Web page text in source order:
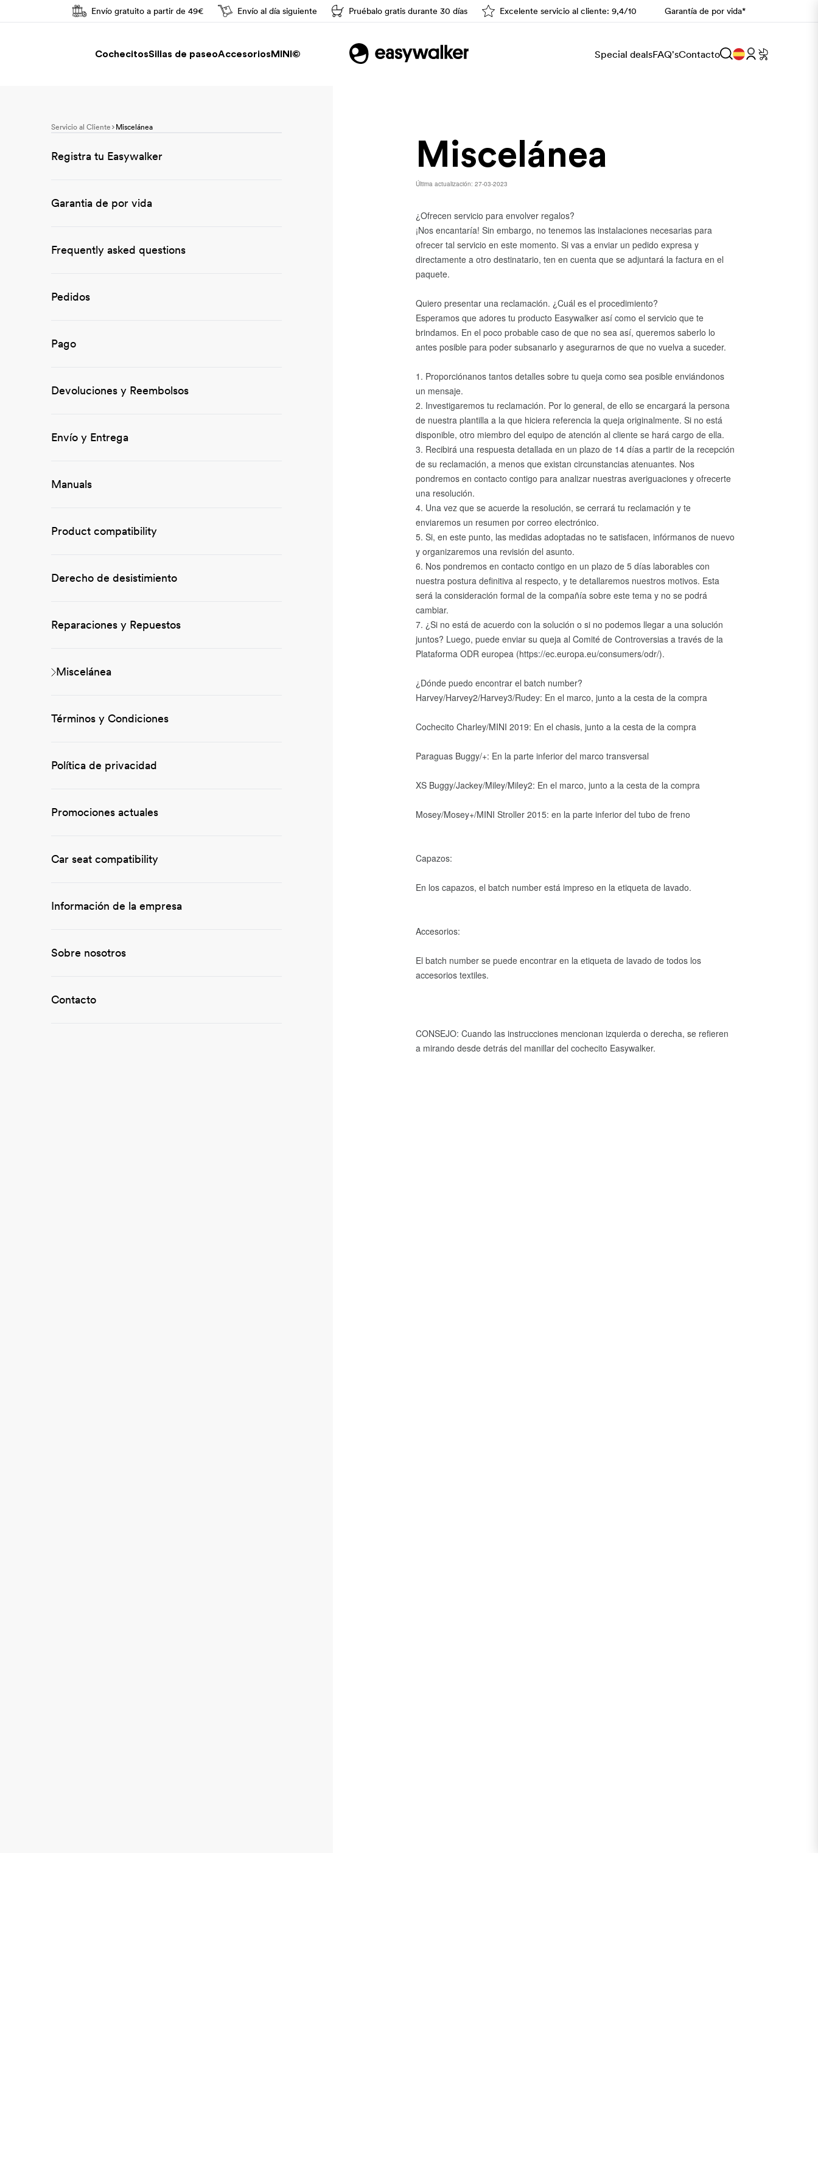
Envío gratuito a partir de 49€ Envío al día siguiente Pruébalo gratis durante 30 días Excelente servicio al cliente: 9,4/10 Garantía de por vida*
Cochecitos
Conducción fácil
Sillas de paseo
Conducción fácil
AccesoriosMINI© Special dealsFAQ'sContacto
Servicio al Cliente Miscelánea
Registra tu Easywalker
Garantia de por vida
Frequently asked questions
Pedidos
Pago
Devoluciones y Reembolsos
Envío y Entrega
Manuals
Product compatibility
Derecho de desistimiento
Reparaciones y Repuestos
Miscelánea
Términos y Condiciones
Política de privacidad
Promociones actuales
Car seat compatibility
Información de la empresa
Sobre nosotros
Contacto
Miscelánea
Última actualización: 27-03-2023
¿Ofrecen servicio para envolver regalos?
¡Nos encantaría! Sin embargo, no tenemos las instalaciones necesarias para
ofrecer tal servicio en este momento. Si vas a enviar un pedido expresa y
directamente a otro destinatario, ten en cuenta que se adjuntará la factura en el
paquete.
Quiero presentar una reclamación. ¿Cuál es el procedimiento?
Esperamos que adores tu producto Easywalker así como el servicio que te
brindamos. En el poco probable caso de que no sea así, queremos saberlo lo
antes posible para poder subsanarlo y asegurarnos de que no vuelva a suceder.
1. Proporciónanos tantos detalles sobre tu queja como sea posible enviándonos
un mensaje.
2. Investigaremos tu reclamación. Por lo general, de ello se encargará la persona
de nuestra plantilla a la que hiciera referencia la queja originalmente. Si no está
disponible, otro miembro del equipo de atención al cliente se hará cargo de ella.
3. Recibirá una respuesta detallada en un plazo de 14 días a partir de la recepción
de su reclamación, a menos que existan circunstancias atenuantes. Nos
pondremos en contacto contigo para analizar nuestras averiguaciones y ofrecerte
una resolución.
4. Una vez que se acuerde la resolución, se cerrará tu reclamación y te
enviaremos un resumen por correo electrónico.
5. Si, en este punto, las medidas adoptadas no te satisfacen, infórmanos de nuevo
y organizaremos una revisión del asunto.
6. Nos pondremos en contacto contigo en un plazo de 5 días laborables con
nuestra postura definitiva al respecto, y te detallaremos nuestros motivos. Esta
será la consideración formal de la compañía sobre este tema y no se podrá
cambiar.
7. ¿Si no está de acuerdo con la solución o si no podemos llegar a una solución
juntos? Luego, puede enviar su queja al Comité de Controversias a través de la
Plataforma ODR europea (https://ec.europa.eu/consumers/odr/).
¿Dónde puedo encontrar el batch number?
Harvey/Harvey2/Harvey3/Rudey: En el marco, junto a la cesta de la compra
Cochecito Charley/MINI 2019: En el chasis, junto a la cesta de la compra
Paraguas Buggy/+: En la parte inferior del marco transversal
XS Buggy/Jackey/Miley/Miley2: En el marco, junto a la cesta de la compra
Mosey/Mosey+/MINI Stroller 2015: en la parte inferior del tubo de freno
Capazos:
En los capazos, el batch number está impreso en la etiqueta de lavado.
Accesorios:
El batch number se puede encontrar en la etiqueta de lavado de todos los
accesorios textiles.
CONSEJO: Cuando las instrucciones mencionan izquierda o derecha, se refieren
a mirando desde detrás del manillar del cochecito Easywalker.